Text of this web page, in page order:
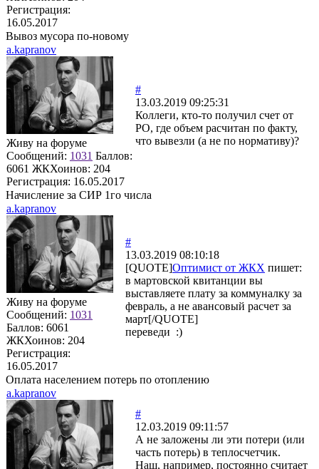
Регистрация:
16.05.2017
Вывоз мусора по-новому
a.kapranov
Живу на форуме
Сообщений: 1031 Баллов:
6061 ЖКХоинов: 204
Регистрация: 16.05.2017
#
13.03.2019 09:25:31
Коллеги, кто-то получил счет от
РО, где объем расчитан по факту,
что вывезли (а не по нормативу)?
Начисление за СИР 1го числа
a.kapranov
Живу на форуме
Сообщений: 1031
Баллов: 6061
ЖКХоинов: 204
Регистрация:
16.05.2017
#
13.03.2019 08:10:18
[QUOTE]Оптимист от ЖКХ пишет:
в мартовской квитанции вы
выставляете плату за коммуналку за
февраль, а не авансовый расчет за
март[/QUOTE]
переведи :)
Оплата населением потерь по отоплению
a.kapranov
#
12.03.2019 09:11:57
А не заложены ли эти потери (или
часть потерь) в теплосчетчик.
Наш, например, постоянно считает